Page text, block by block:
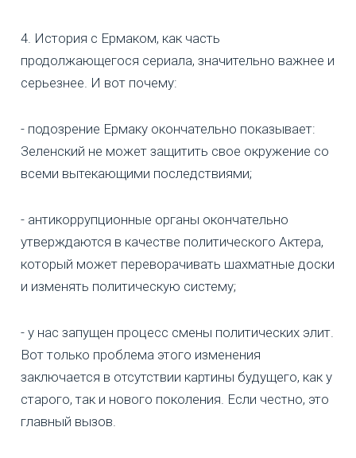
4. История с Ермаком, как часть
продолжающегося сериала, значительно важнее и
серьезнее. И вот почему:
- подозрение Ермаку окончательно показывает:
Зеленский не может защитить свое окружение со
всеми вытекающими последствиями;
- антикоррупционные органы окончательно
утверждаются в качестве политического Актера,
который может переворачивать шахматные доски
и изменять политическую систему;
- у нас запущен процесс смены политических элит.
Вот только проблема этого изменения
заключается в отсутствии картины будущего, как у
старого, так и нового поколения. Если честно, это
главный вызов.